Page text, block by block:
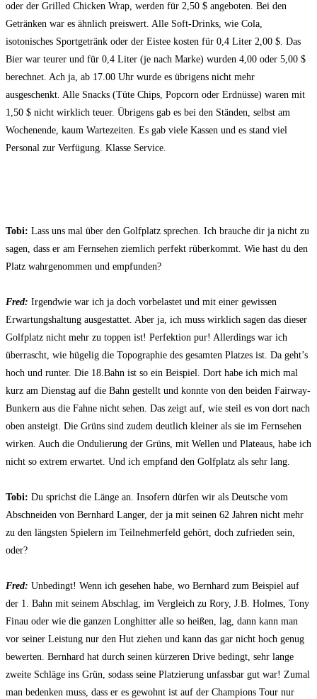
oder der Grilled Chicken Wrap, werden für 2,50 $ angeboten. Bei den
Getränken war es ähnlich preiswert. Alle Soft-Drinks, wie Cola,
isotonisches Sportgetränk oder der Eistee kosten für 0,4 Liter 2,00 $. Das
Bier war teurer und für 0,4 Liter (je nach Marke) wurden 4,00 oder 5,00 $
berechnet. Ach ja, ab 17.00 Uhr wurde es übrigens nicht mehr
ausgeschenkt. Alle Snacks (Tüte Chips, Popcorn oder Erdnüsse) waren mit
1,50 $ nicht wirklich teuer. Übrigens gab es bei den Ständen, selbst am
Wochenende, kaum Wartezeiten. Es gab viele Kassen und es stand viel
Personal zur Verfügung. Klasse Service.
Tobi: Lass uns mal über den Golfplatz sprechen. Ich brauche dir ja nicht zu
sagen, dass er am Fernsehen ziemlich perfekt rüberkommt. Wie hast du den
Platz wahrgenommen und empfunden?
Fred: Irgendwie war ich ja doch vorbelastet und mit einer gewissen
Erwartungshaltung ausgestattet. Aber ja, ich muss wirklich sagen das dieser
Golfplatz nicht mehr zu toppen ist! Perfektion pur! Allerdings war ich
überrascht, wie hügelig die Topographie des gesamten Platzes ist. Da geht’s
hoch und runter. Die 18.Bahn ist so ein Beispiel. Dort habe ich mich mal
kurz am Dienstag auf die Bahn gestellt und konnte von den beiden Fairway-
Bunkern aus die Fahne nicht sehen. Das zeigt auf, wie steil es von dort nach
oben ansteigt. Die Grüns sind zudem deutlich kleiner als sie im Fernsehen
wirken. Auch die Ondulierung der Grüns, mit Wellen und Plateaus, habe ich
nicht so extrem erwartet. Und ich empfand den Golfplatz als sehr lang.
Tobi: Du sprichst die Länge an. Insofern dürfen wir als Deutsche vom
Abschneiden von Bernhard Langer, der ja mit seinen 62 Jahren nicht mehr
zu den längsten Spielern im Teilnehmerfeld gehört, doch zufrieden sein,
oder?
Fred: Unbedingt! Wenn ich gesehen habe, wo Bernhard zum Beispiel auf
der 1. Bahn mit seinem Abschlag, im Vergleich zu Rory, J.B. Holmes, Tony
Finau oder wie die ganzen Longhitter alle so heißen, lag, dann kann man
vor seiner Leistung nur den Hut ziehen und kann das gar nicht hoch genug
bewerten. Bernhard hat durch seinen kürzeren Drive bedingt, sehr lange
zweite Schläge ins Grün, sodass seine Platzierung unfassbar gut war! Zumal
man bedenken muss, dass er es gewohnt ist auf der Champions Tour nur